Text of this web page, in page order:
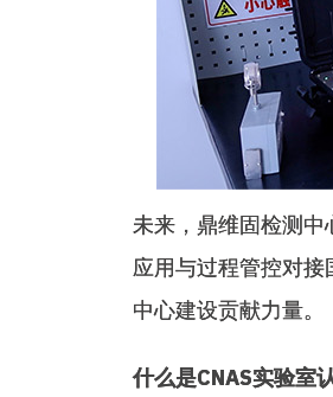
未来，鼎维固检测中
应用与过程管控对
中心建设贡献力量。
什么是CNAS实验室